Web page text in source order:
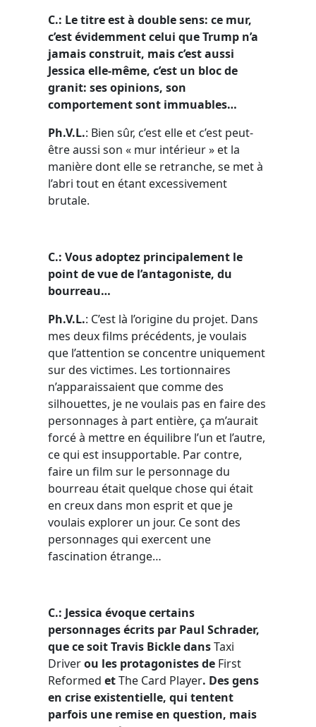
C.: Le titre est à double sens: ce mur,
c’est évidemment celui que Trump n’a
jamais construit, mais c’est aussi
Jessica elle-même, c’est un bloc de
granit: ses opinions, son
comportement sont immuables…
Ph.V.L.: Bien sûr, c’est elle et c’est peut-
être aussi son « mur intérieur » et la
manière dont elle se retranche, se met à
l’abri tout en étant excessivement
brutale.
C.: Vous adoptez principalement le
point de vue de l’antagoniste, du
bourreau…
Ph.V.L.: C’est là l’origine du projet. Dans
mes deux films précédents, je voulais
que l’attention se concentre uniquement
sur des victimes. Les tortionnaires
n’apparaissaient que comme des
silhouettes, je ne voulais pas en faire des
personnages à part entière, ça m’aurait
forcé à mettre en équilibre l’un et l’autre,
ce qui est insupportable. Par contre,
faire un film sur le personnage du
bourreau était quelque chose qui était
en creux dans mon esprit et que je
voulais explorer un jour. Ce sont des
personnages qui exercent une
fascination étrange…
C.: Jessica évoque certains
personnages écrits par Paul Schrader,
que ce soit Travis Bickle dansTaxi
Driverou les protagonistes de First
Reformed etThe Card Player. Des gens
en crise existentielle, qui tentent
parfois une remise en question, mais